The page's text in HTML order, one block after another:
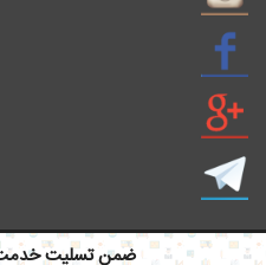
ضمن تسلیت خدمت